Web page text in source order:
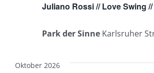
Juliano Rossi // Love Swing
Park der Sinne Karlsruher
Oktober 2026